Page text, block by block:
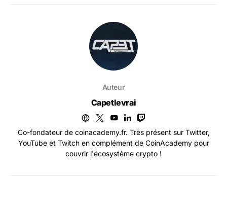
Auteur
Capetlevrai
Co-fondateur de coinacademy.fr. Très présent sur Twitter,
YouTube et Twitch en complément de CoinAcademy pour
couvrir l'écosystème crypto !